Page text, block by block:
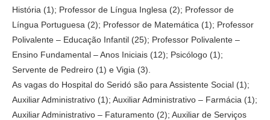
História (1); Professor de Língua Inglesa (2); Professor de
Língua Portuguesa (2); Professor de Matemática (1); Professor
Polivalente – Educação Infantil (25); Professor Polivalente –
Ensino Fundamental – Anos Iniciais (12); Psicólogo (1);
Servente de Pedreiro (1) e Vigia (3).
As vagas do Hospital do Seridó são para Assistente Social (1);
Auxiliar Administrativo (1); Auxiliar Administrativo – Farmácia (1);
Auxiliar Administrativo – Faturamento (2); Auxiliar de Serviços